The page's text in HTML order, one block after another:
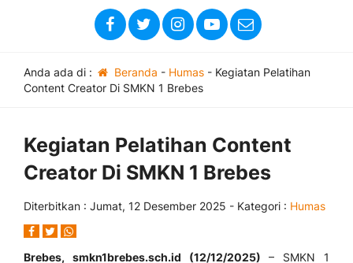
Anda ada di : Beranda - Humas- Kegiatan Pelatihan
Content Creator Di SMKN 1 Brebes
Kegiatan Pelatihan Content
Creator Di SMKN 1 Brebes
Diterbitkan : Jumat, 12 Desember 2025 - Kategori : Humas
Brebes, smkn1brebes.sch.id (12/12/2025) – SMKN 1